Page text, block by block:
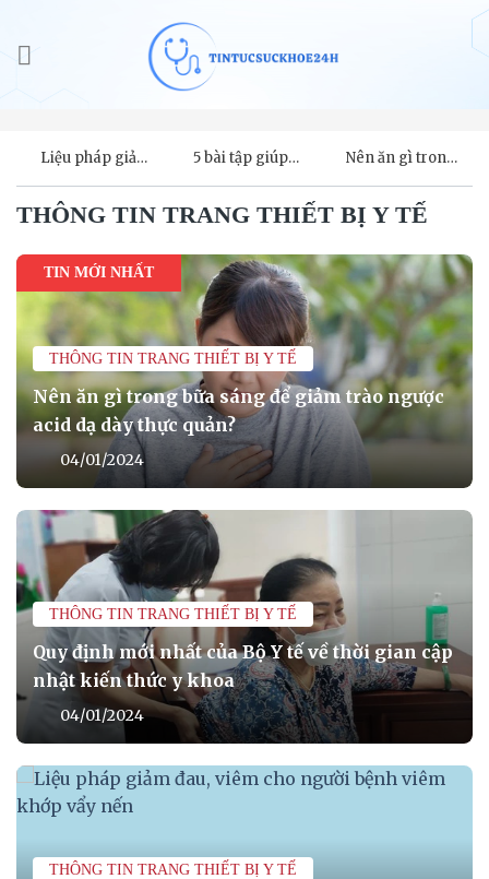
nội
Liệu pháp giảm
người bệnh
viêm khớp vẩy
5 bài tập giúp
bộ
Nên ăn gì trong
ngược acid dạ
THÔNG TIN TRANG THIẾT BỊ Y TẾ
TIN MỚI NHẤT
THÔNG TIN TRANG THIẾT BỊ Y TẾ
Nên ăn gì trong bữa sáng để giảm trào ngược
acid dạ dày thực quản?
04/01/2024
THÔNG TIN TRANG THIẾT BỊ Y TẾ
Quy định mới nhất của Bộ Y tế về thời gian cập
nhật kiến thức y khoa
04/01/2024
THÔNG TIN TRANG THIẾT BỊ Y TẾ